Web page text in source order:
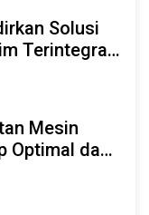
Solusi
Terintegrasi
Indonesia
Mesin
Optimal dan